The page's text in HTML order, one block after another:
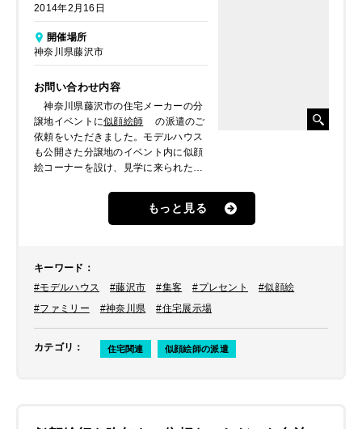
2014年2月16日
開催場所
神奈川県藤沢市
お問い合わせ内容
神奈川県藤沢市の住宅メーカーの分
譲地イベントに似顔絵師
の派遣のご
依頼をいただきました。モデルハウス
も公開さた分譲地のイベント内に似顔
絵コーナーを設け、見学に来られたお
もっと見る
キーワード ：
#モデルハウス
#藤沢市 #集客 #プレセント
#似顔絵
#ファミリー
#神奈川県 #住宅展示場
カテゴリ ： 住宅関連 似顔絵師の派遣